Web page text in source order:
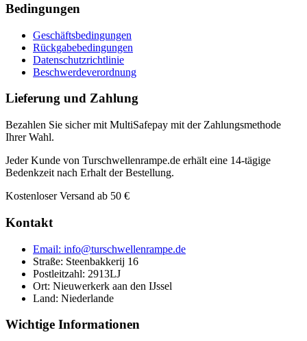
Bedingungen
Geschäftsbedingungen
Rückgabebedingungen
Datenschutzrichtlinie
Beschwerdeverordnung
Lieferung und Zahlung
Bezahlen Sie sicher mit MultiSafepay mit der Zahlungsmethode
Ihrer Wahl.
Jeder Kunde von Turschwellenrampe.de erhält eine 14-tägige
Bedenkzeit nach Erhalt der Bestellung.
Kostenloser Versand ab 50 €
Kontakt
Email: info@turschwellenrampe.de
Straße: Steenbakkerij 16
Postleitzahl: 2913LJ
Ort: Nieuwerkerk aan den IJssel
Land: Niederlande
Wichtige Informationen